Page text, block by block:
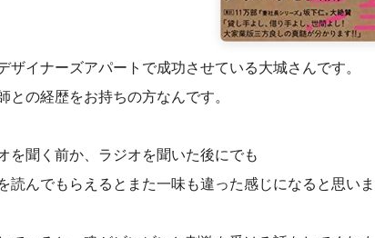
ザイナーズアパートで成功させている大城さんです。
との経歴をお持ちの方なんです。
を聞く前か、ラジオを聞いた後にでも
読んでもらえるとまた一味も違った感じになると思いま